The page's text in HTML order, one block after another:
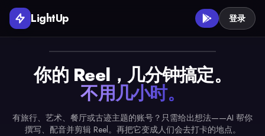
LightUp 登录
你的 Reel，几分钟搞定。
不用几小时。
有旅行、艺术、餐厅或古迹主题的账号？只需给出想法——AI 帮你
撰写、配音并剪辑 Reel。再把它变成人们会去打卡的地点。